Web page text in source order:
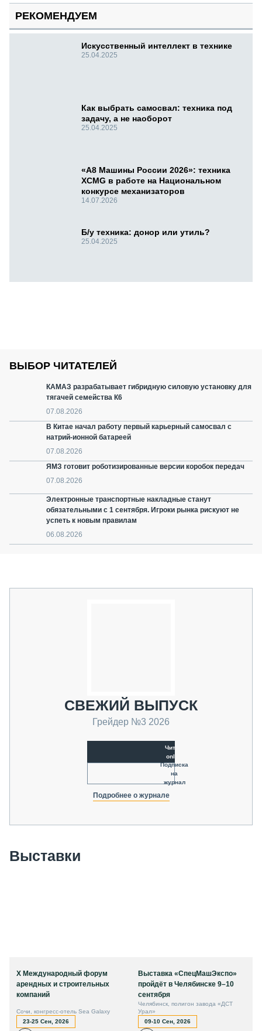
РЕКОМЕНДУЕМ
Искусственный интеллект в технике
25.04.2025
Как выбрать самосвал: техника под
задачу, а не наоборот
25.04.2025
«А8 Машины России 2026»: техника
XCMG в работе на Национальном
конкурсе механизаторов
14.07.2026
Б/у техника: донор или утиль?
25.04.2025
ВЫБОР ЧИТАТЕЛЕЙ
КАМАЗ разрабатывает гибридную силовую установку для
тягачей семейства К6
07.08.2026
В Китае начал работу первый карьерный самосвал с
натрий-ионной батареей
07.08.2026
ЯМЗ готовит роботизированные версии коробок передач
07.08.2026
Электронные транспортные накладные станут
обязательными с 1 сентября. Игроки рынка рискуют не
успеть к новым правилам
06.08.2026
СВЕЖИЙ ВЫПУСК
Грейдер №3 2026
Читать
online
Подписка
на
журнал
Подробнее о журнале
Выставки
X Международный форум
арендных и строительных
компаний
Сочи, конгресс-отель Sea Galaxy
23-25 Сен, 2026
Выставка «СпецМашЭкспо»
пройдёт в Челябинске 9–10
сентября
Челябинск, полигон завода «ДСТ
Урал»
09-10 Сен, 2026